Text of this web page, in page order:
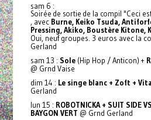
sam 6 :
Soirée de sortie de la compil "Ceci
, avec Burne, Keiko Tsuda,
Pressing, Akiko, Boustère Kitone,
Oui, neuf groupes. 3 euros avec la
Gerland
sam 13 : Sole (Hip Hop / Anticon) +
@ Grnd Vaise
dim 14 : Le singe blanc + Zoft +
Gerland
lun 15 : ROBOTNICKA + SUIT SIDE
BAYGON VERT @ Grnd Gerland